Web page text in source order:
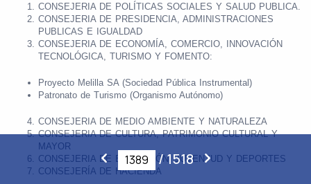
/1518
CONSEJERIA DE POLÍTICAS SOCIALES Y SALUD PUBLICA.
CONSEJERIA DE PRESIDENCIA, ADMINISTRACIONES
PUBLICAS E IGUALDAD
CONSEJERIA DE ECONOMÍA, COMERCIO, INNOVACIÓN
TECNOLÓGICA, TURISMO Y FOMENTO:
Proyecto Melilla SA (Sociedad Pública Instrumental)
Patronato de Turismo (Organismo Autónomo)
CONSEJERIA DE MEDIO AMBIENTE Y NATURALEZA
CONSEJERIA DE CULTURA, PATRIMONIO CULTURAL Y
MAYOR
CONSEJERIA DE EDUCACIÓN, JUVENTUD Y DEPORTES
CONSEJERÍA DE HACIENDA